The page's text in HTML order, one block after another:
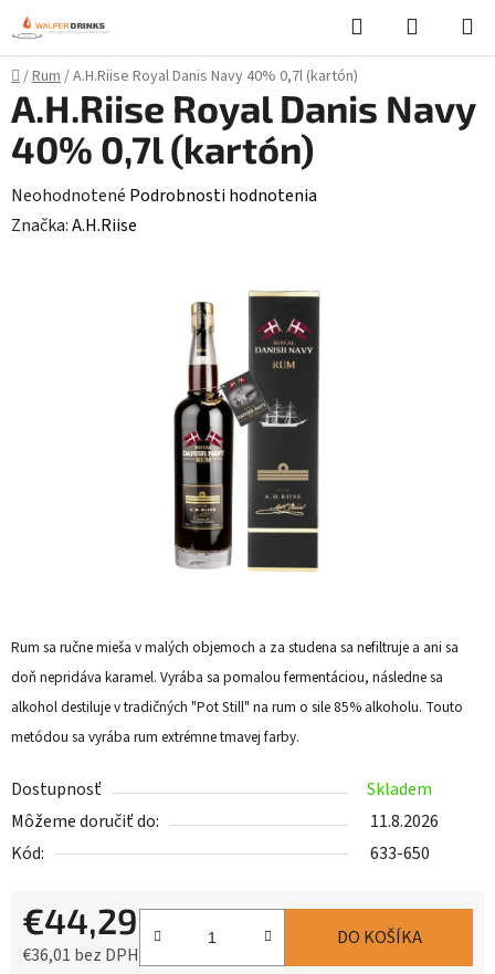
Prejsť
na
obsah
Hľadať
KOŠÍK
Domov
/Rum/A.H.Riise Royal Danis Navy 40% 0,7l (kartón)
Rum sa ručne mieša v malých objemoch a za studena sa nefiltruje a ani sa
doň nepridáva karamel. Vyrába sa pomalou fermentáciou, následne sa
alkohol destiluje v tradičných "Pot Still" na rum o sile 85% alkoholu. Touto
metódou sa vyrába rum extrémne tmavej farby.
Dostupnosť
Skladem
Môžeme doručiť do:
11.8.2026
Kód:
633-650
€44,29
€36,01 bez DPH
DO KOŠÍKA
A.H.Riise Royal Danis Navy
40% 0,7l (kartón)
Priemerné
hodnotenie
Neohodnotené Podrobnosti hodnotenia
Značka:A.H.Riise